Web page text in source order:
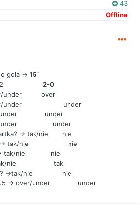
43
Offline
gola -> 15`
-> 1x2 2-0
under over
over/under under
under under
under under
-> tak/nie nie
-> tak/nie nie
-> tak/nie nie
-> tak/nie tak
->tak/nie nie
10.5 -> over/under under